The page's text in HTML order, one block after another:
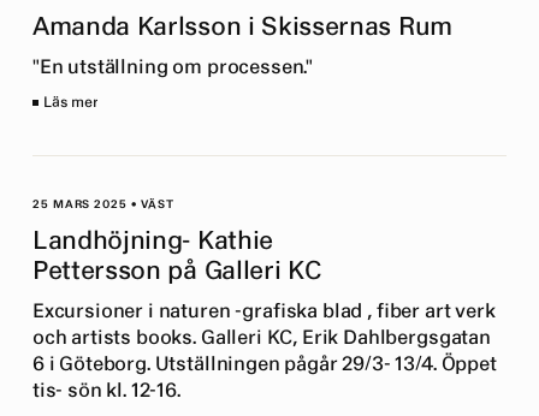
Amanda Karlsson i Skissernas Rum
"En utställning om processen."
Läs mer
25 MARS 2025 • VÄST
Landhöjning- Kathie
Pettersson på Galleri KC
Excursioner i naturen -grafiska blad , fiber art verk
och artists books. Galleri KC, Erik Dahlbergsgatan
6 i Göteborg. Utställningen pågår 29/3- 13/4. Öppet
tis- sön kl. 12-16.